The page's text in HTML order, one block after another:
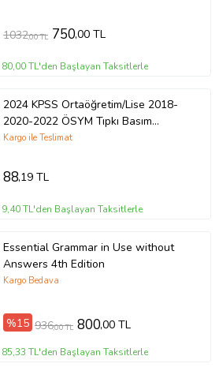
1032,00 TL 750,00 TL
80,00 TL'den Başlayan Taksitlerle
2024 KPSS Ortaöğretim/Lise 2018-
2020-2022 ÖSYM Tıpkı Basım
Türkiye Geneli D.Çözü
Kargo ile Teslimat
88,19 TL
9,40 TL'den Başlayan Taksitlerle
Essential Grammar in Use without
Answers 4th Edition
Kargo Bedava
%15 936,00 TL 800,00 TL
85,33 TL'den Başlayan Taksitlerle